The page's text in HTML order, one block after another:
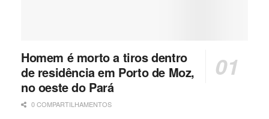
Homem é morto a tiros dentro
de residência em Porto de Moz,
no oeste do Pará
0 COMPARTILHAMENTOS